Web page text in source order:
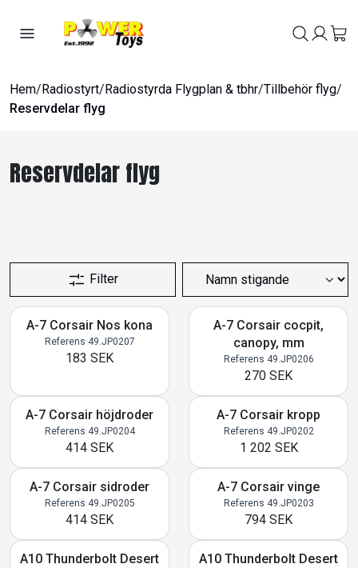
Hem/Radiostyrt/Radiostyrda Flygplan & tbhr/Tillbehör flyg/
Reservdelar flyg
Reservdelar flyg
Filter
A-7 Corsair Nos kona
Referens 49.JP0207
183 SEK
A-7 Corsair cocpit,
canopy, mm
Referens 49.JP0206
270 SEK
A-7 Corsair höjdroder
Referens 49.JP0204
414 SEK
A-7 Corsair kropp
Referens 49.JP0202
1 202 SEK
A-7 Corsair sidroder
Referens 49.JP0205
414 SEK
A-7 Corsair vinge
Referens 49.JP0203
794 SEK
A10 Thunderbolt Desert
A10 Thunderbolt Desert